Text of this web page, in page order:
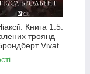
Книга 1.5.
троянд
Vivat